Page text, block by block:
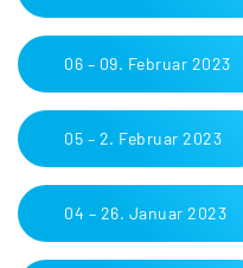
06 – 09. Februar 2023
05 – 2. Februar 2023
04 – 26. Januar 2023